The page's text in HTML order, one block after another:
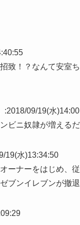
致！？なんて安室
:2018/09/19(水
ビニ奴隷が増える
19(水)13:34:50
ーナーをはじめ、
ブンイレブンが撤